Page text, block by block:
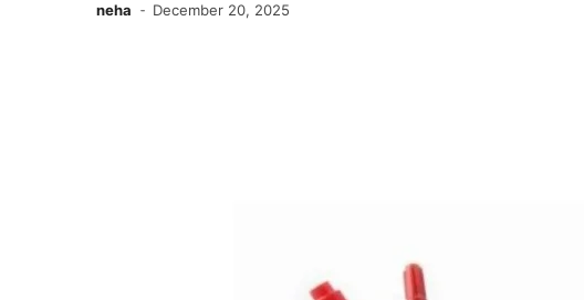
neha December 20, 2025